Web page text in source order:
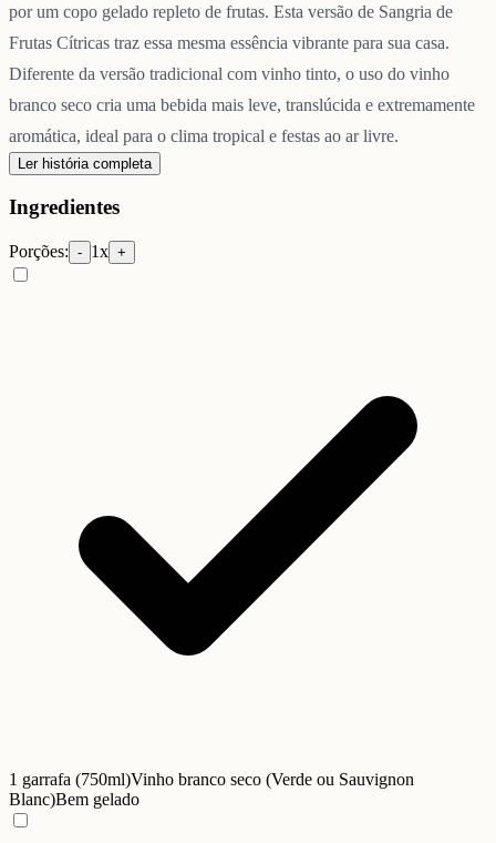
por um copo gelado repleto de frutas. Esta versão de Sangria de
Frutas Cítricas traz essa mesma essência vibrante para sua casa.
Diferente da versão tradicional com vinho tinto, o uso do vinho
branco seco cria uma bebida mais leve, translúcida e extremamente
aromática, ideal para o clima tropical e festas ao ar livre.
Ler história completa
Ingredientes
Porções: - 1x +
1 garrafa (750ml)Vinho branco seco (Verde ou Sauvignon
Blanc)Bem gelado